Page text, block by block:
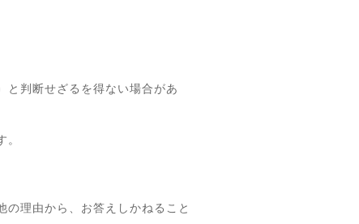
と判断せざるを得ない場合があ
理由から、お答えしかねること